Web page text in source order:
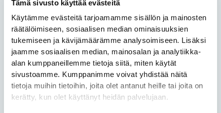
Tämä sivusto käyttää evästeitä
Käytämme evästeitä tarjoamamme sisällön ja mainosten
räätälöimiseen, sosiaalisen median ominaisuuksien
tukemiseen ja kävijämäärämme analysoimiseen. Lisäksi
jaamme sosiaalisen median, mainosalan ja analytiikka-
alan kumppaneillemme tietoja siitä, miten käytät
sivustoamme. Kumppanimme voivat yhdistää näitä
tietoja muihin tietoihin, joita olet antanut heille tai joita on
kerätty, kun olet käyttänyt heidän palvelujaan.
Tapiolassa tehdään
pintaremonttia
tehdään
pintaremonttia